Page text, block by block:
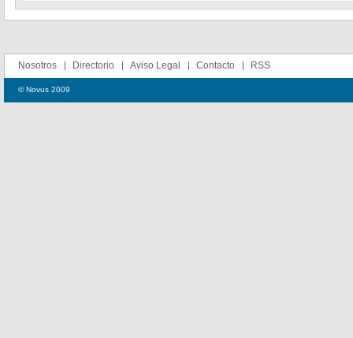
Nosotros Directorio Aviso Legal Contacto RSS
© Novus 2009